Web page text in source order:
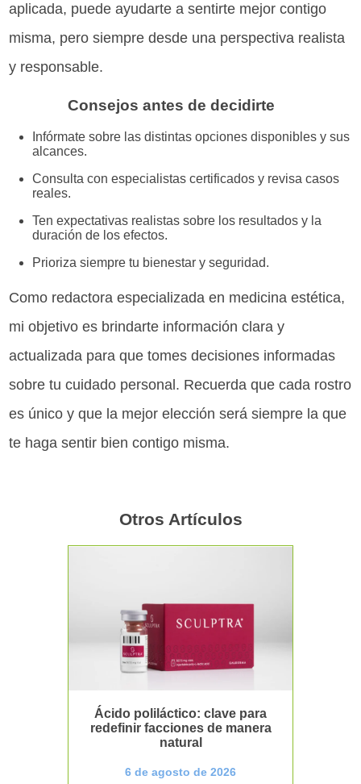
aplicada, puede ayudarte a sentirte mejor contigo
misma, pero siempre desde una perspectiva realista
y responsable.
Consejos antes de decidirte
Infórmate sobre las distintas opciones disponibles y sus
alcances.
Consulta con especialistas certificados y revisa casos
reales.
Ten expectativas realistas sobre los resultados y la
duración de los efectos.
Prioriza siempre tu bienestar y seguridad.
Como redactora especializada en medicina estética,
mi objetivo es brindarte información clara y
actualizada para que tomes decisiones informadas
sobre tu cuidado personal. Recuerda que cada rostro
es único y que la mejor elección será siempre la que
te haga sentir bien contigo misma.
Otros Artículos
Ácido poliláctico: clave para
redefinir facciones de manera
natural
6 de agosto de 2026